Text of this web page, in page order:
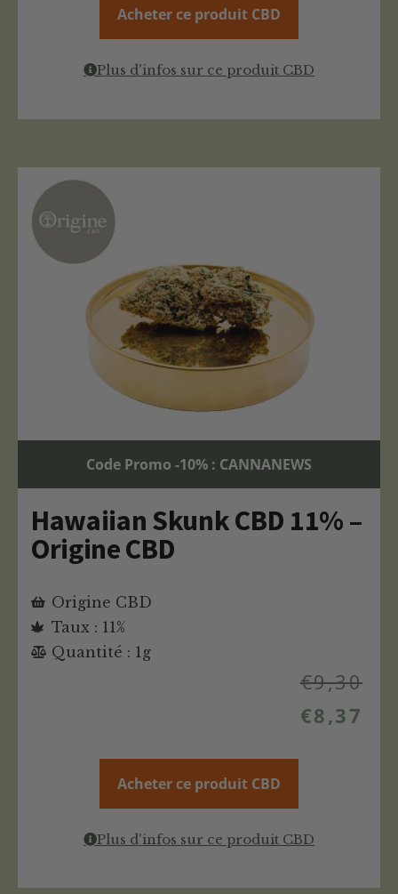
Acheter ce produit CBD
Plus d'infos sur ce produit CBD
Code Promo -10% : CANNANEWS
Hawaiian Skunk CBD 11% –
Origine CBD
Origine CBD
Taux : 11%
Quantité : 1g
€9,30
€8,37
Acheter ce produit CBD
Plus d'infos sur ce produit CBD